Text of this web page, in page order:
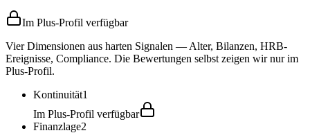
Im Plus-Profil verfügbar
Vier Dimensionen aus harten Signalen — Alter, Bilanzen, HRB-
Ereignisse, Compliance. Die Bewertungen selbst zeigen wir nur im
Plus-Profil.
Kontinuität1
Im Plus-Profil verfügbar
Finanzlage2